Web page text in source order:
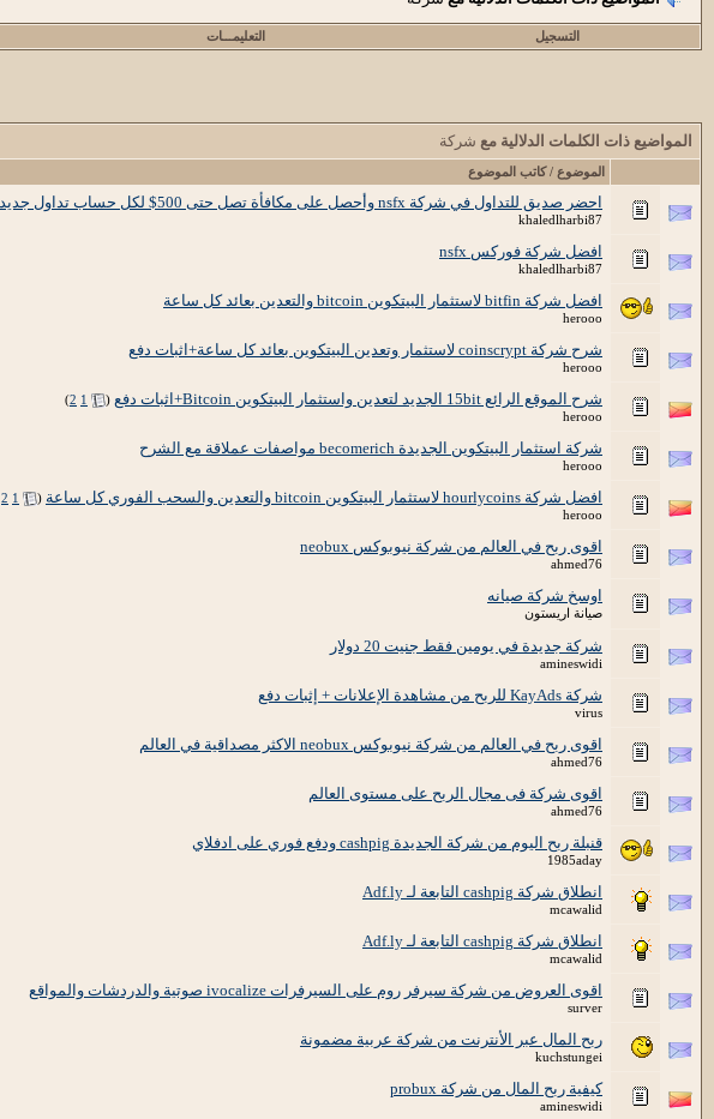
التسجيل التعليمـــات
المواضيع ذات الكلمات الدلالية مع شركة
الموضوع / كاتب الموضوع
احضر صديق للتداول في شركة nsfx وأحصل على مكافأة تصل حتى 500$ لكل حساب تداول جديد
khaledlharbi87
افضل شركة فوركس nsfx
khaledlharbi87
افضل شركة bitfin لاستثمار البيتكوين bitcoin والتعدين بعائد كل ساعة
herooo
شرح شركة coinscrypt لاستثمار وتعدين البيتكوين بعائد كل ساعة+اثبات دفع
herooo
شرح الموقع الرائع 15bit الجديد لتعدين واستثمار البيتكوين Bitcoin+اثبات دفع (
1
2
)
herooo
شركة استثمار البيتكوين الجديدة becomerich مواصفات عملاقة مع الشرح
herooo
افضل شركة hourlycoins لاستثمار البيتكوين bitcoin والتعدين والسحب الفوري كل ساعة (
1
2
herooo
اقوى ربح في العالم من شركة نيوبوكس neobux
ahmed76
اوسخ شركة صيانه
صيانة اريستون
شركة جديدة في يومين فقط جنيت 20 دولار
amineswidi
شركة KayAds للربح من مشاهدة الإعلانات + إثبات دفع
virus
اقوى ربح في العالم من شركة نيوبوكس neobux الاكثر مصداقية في العالم
ahmed76
اقوى شركة فى مجال الربح على مستوى العالم
ahmed76
قنبلة ربح اليوم من شركة الجديدة cashpig ودفع فوري على ادفلاي
1985aday
انطلاق شركة cashpig التابعة لـ Adf.ly
mcawalid
انطلاق شركة cashpig التابعة لـ Adf.ly
mcawalid
اقوى العروض من شركة سيرفر روم على السيرفرات ivocalize صوتية والدردشات والمواقع
surver
ربح المال عبر الأنترنت من شركة عربية مضمونة
kuchstungei
كيفية ربح المال من شركة probux
amineswidi